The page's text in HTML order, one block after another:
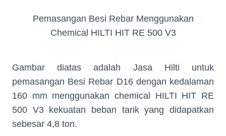
Pemasangan Besi Rebar Menggunakan
Chemical HILTI HIT RE 500 V3
Gambar diatas adalah Jasa Hilti untuk
pemasangan Besi Rebar D16 dengan kedalaman
160 mm menggunakan chemical HILTI HIT RE
500 V3 kekuatan beban tarik yang didapatkan
sebesar 4,8 ton.